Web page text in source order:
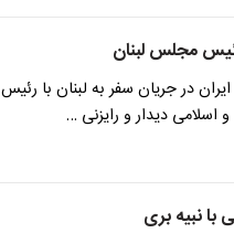
مجلس لبنان
در جریان سفر به لبنان با رئیس
دیدار و رایزنی …
نبیه بری